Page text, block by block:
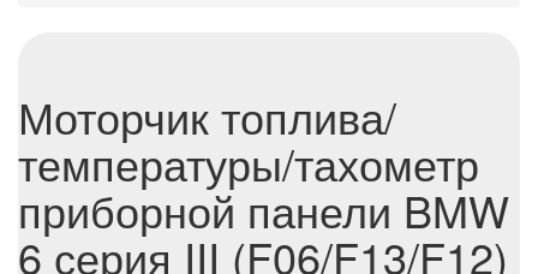
Моторчик топлива/
температуры/тахометр
приборной панели BMW
6 серия III (F06/F13/F12)